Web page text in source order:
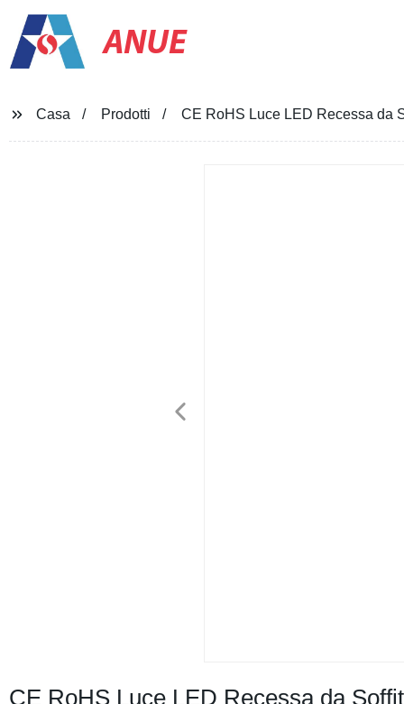
ANUE
Casa Prodotti CE RoHS Luce LED Recessa da
CE RoHS Luce LED Recessa da